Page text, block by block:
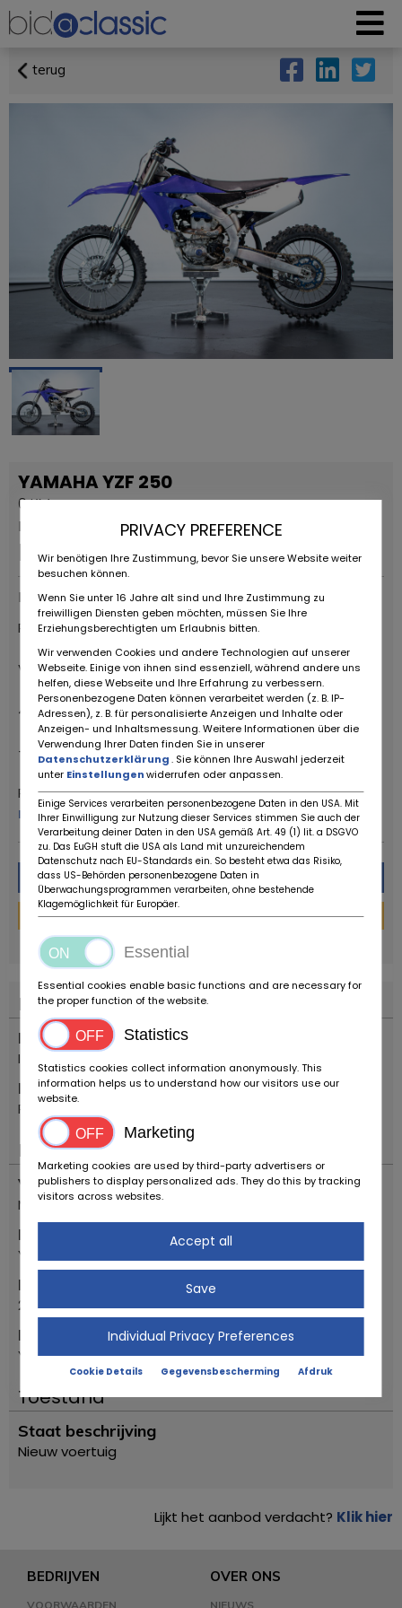
terug
YAMAHA YZF 250
0 KM
Permanente advertentie
Prijs op aanvraag
Providers
RUOTE DA SOGNO S.R.L
Via Daniele da Torricella, 29
42122 Reggio Emilia
+39 0522 268511
Ruote da Sogno
meer van deze dealer
Bericht
Financieringscalculator
Plaats
Land
Italië
Plaats
Reggio Emilia
Belangrijk
Voertuigtyp
Motorfietsen
Merk
Yamaha
Eerste registratiejaar
2022
Model
YZF 250
Toestand
Staat beschrijving
Nieuw voertuig
Lijkt het aanbod verdacht? Klik hier
BEDRIJVEN
VOORWAARDEN
OVER ONS
NIEUWS
PRIVACY PREFERENCE
Wir benötigen Ihre Zustimmung, bevor Sie unsere Website weiter
besuchen können.
Wenn Sie unter 16 Jahre alt sind und Ihre Zustimmung zu
freiwilligen Diensten geben möchten, müssen Sie Ihre
Erziehungsberechtigten um Erlaubnis bitten.
Wir verwenden Cookies und andere Technologien auf unserer
Webseite. Einige von ihnen sind essenziell, während andere uns
helfen, diese Webseite und Ihre Erfahrung zu verbessern.
Personenbezogene Daten können verarbeitet werden (z. B. IP-
Adressen), z. B. für personalisierte Anzeigen und Inhalte oder
Anzeigen- und Inhaltsmessung. Weitere Informationen über die
Verwendung Ihrer Daten finden Sie in unserer
Datenschutzerklärung. Sie können Ihre Auswahl jederzeit
unter Einstellungenwiderrufen oder anpassen.
Einige Services verarbeiten personenbezogene Daten in den USA. Mit
Ihrer Einwilligung zur Nutzung dieser Services stimmen Sie auch der
Verarbeitung deiner Daten in den USA gemäß Art. 49 (1) lit. a DSGVO
zu. Das EuGH stuft die USA als Land mit unzureichendem
Datenschutz nach EU-Standards ein. So besteht etwa das Risiko,
dass US-Behörden personenbezogene Daten in
Überwachungsprogrammen verarbeiten, ohne bestehende
Klagemöglichkeit für Europäer.
Essential
Essential cookies enable basic functions and are necessary for
the proper function of the website.
Statistics
Statistics cookies collect information anonymously. This
information helps us to understand how our visitors use our
website.
Marketing
Marketing cookies are used by third-party advertisers or
publishers to display personalized ads. They do this by tracking
visitors across websites.
Accept all
Save
Individual Privacy Preferences
Cookie Details Gegevensbescherming Afdruk